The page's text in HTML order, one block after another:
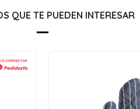
QUE TE PUEDEN INTERESAR